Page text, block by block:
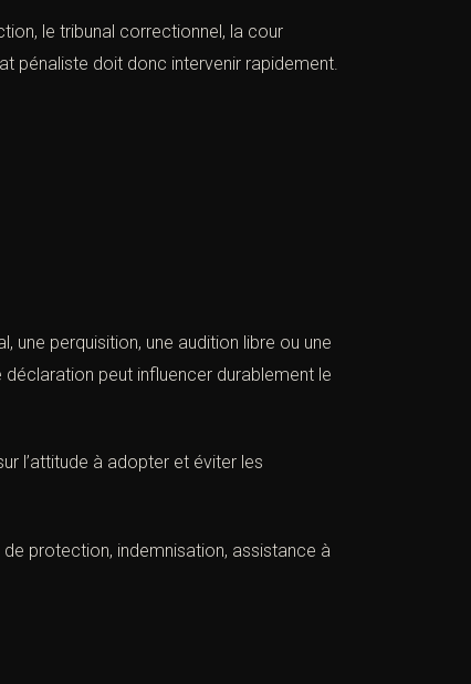
le tribunal correctionnel, la cour
pénaliste doit donc intervenir rapidement.
une perquisition, une audition libre ou une
peut influencer durablement le
l’attitude à adopter et éviter les
protection, indemnisation, assistance à